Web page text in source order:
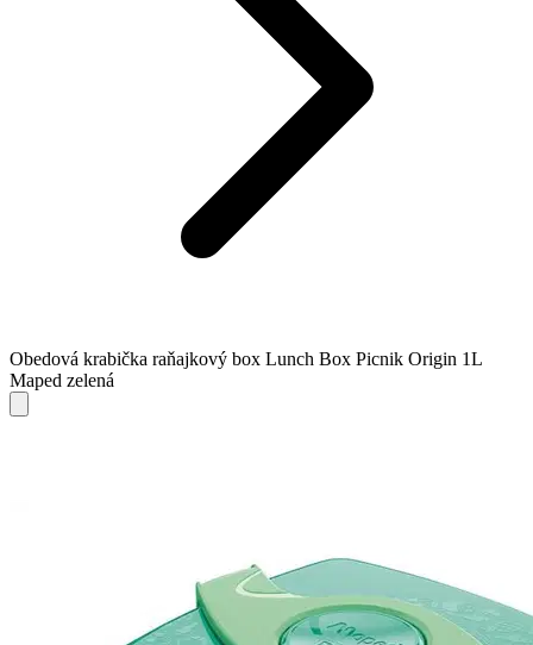
Obedová krabička raňajkový box Lunch Box Picnik Origin 1L
Maped zelená